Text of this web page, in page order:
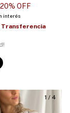
20% OFF
interés
Transferencia
1 / 4